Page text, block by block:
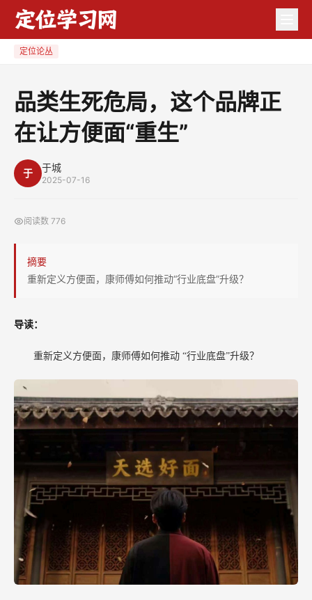
局，
“重
定位论丛
品类生死危局，这个品牌正
在让方便面“重生”
于 于城
2025-07-16
阅读数 776
摘要
重新定义方便面，康师傅如何推动“行业底盘”升级？
导读：
重新定义方便面，康师傅如何推动 “行业底盘”升级？